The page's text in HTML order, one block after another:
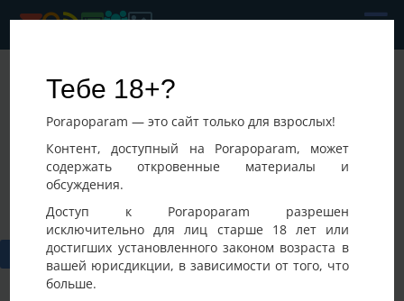
Тебе 18+?
Porapoparam — это сайт только для взрослых!
Контент, доступный на Porapoparam, может
содержать откровенные материалы и
обсуждения.
Доступ к Porapoparam разрешен
исключительно для лиц старше 18 лет или
достигших установленного законом возраста в
вашей юрисдикции, в зависимости от того, что
больше.
Couplе
09-08-2026 06:51
Украина, Киев